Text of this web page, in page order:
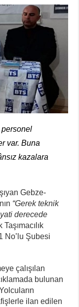
personel
var. Buna
kazalara
Gebze-
“Gerek teknik
derecede
No’lu Şubesi
çalışılan
bulunan
ilan edilen